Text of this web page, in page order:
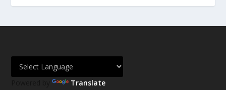
Powered by Translate